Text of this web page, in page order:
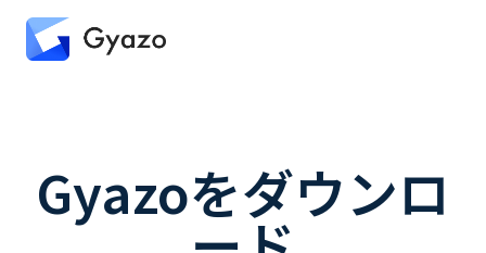
Gyazoをダウンロ